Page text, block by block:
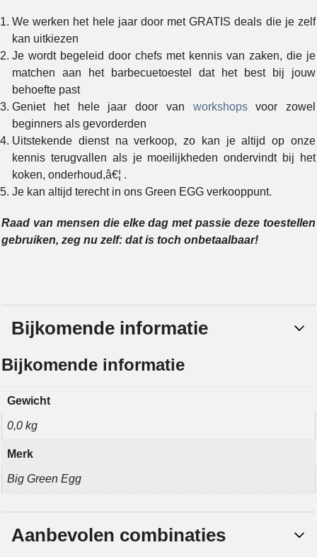
We werken het hele jaar door met GRATIS deals die je zelf
kan uitkiezen
Je wordt begeleid door chefs met kennis van zaken, die je
matchen aan het barbecuetoestel dat het best bij jouw
behoefte past
Geniet het hele jaar door van workshopsvoor zowel
beginners als gevorderden
Uitstekende dienst na verkoop, zo kan je altijd op onze
kennis terugvallen als je moeilijkheden ondervindt bij het
koken, onderhoud,â€¦ .
Je kan altijd terecht in ons Green EGG verkooppunt.
Raad van mensen die elke dag met passie deze toestellen
gebruiken, zeg nu zelf: dat is toch onbetaalbaar!
Bijkomende informatie
Bijkomende informatie
Gewicht
0,0 kg
Merk
Big Green Egg
Aanbevolen combinaties